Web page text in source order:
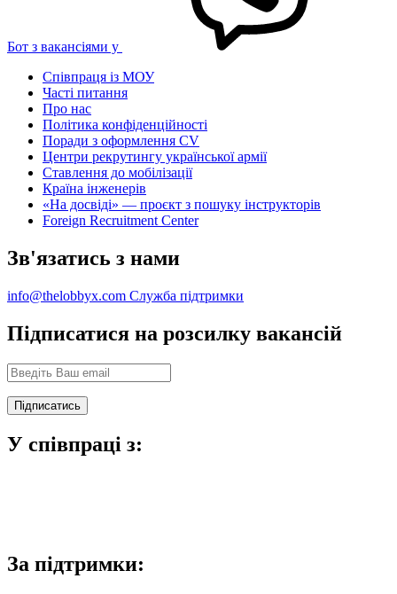
Бот з вакансіями у
Співпраця із МОУ
Часті питання
Про нас
Політика конфіденційності
Поради з оформлення CV
Центри рекрутингу української армії
Ставлення до мобілізації
Країна інженерів
«На досвіді» — проєкт з пошуку інструкторів
Foreign Recruitment Center
Зв'язатись з нами
info@thelobbyx.com Служба підтримки
Підписатися на розсилку вакансій
У співпраці з:
За підтримки: